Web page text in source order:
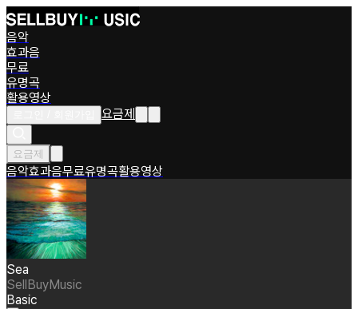
음악
효과음
무료
유명곡
활용영상
요금제
요금제
음악효과음무료유명곡활용영상
Sea
SellBuyMusic
Basic